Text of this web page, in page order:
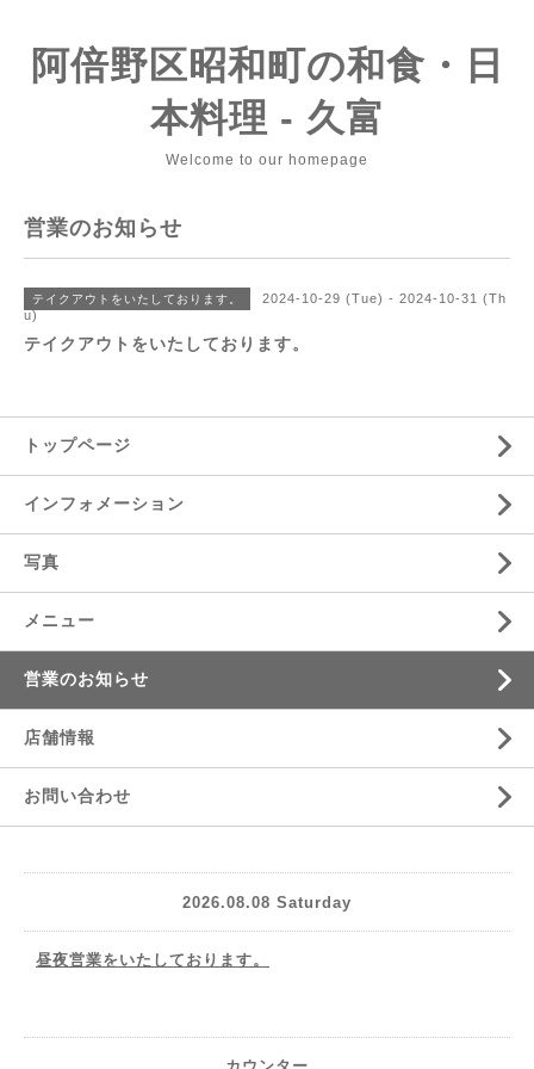
阿倍野区昭和町の和食・日
本料理 - 久富
Welcome to our homepage
営業のお知らせ
テイクアウトをいたしております。
2024-10-29 (Tue) - 2024-10-31 (Th
u)
テイクアウトをいたしております。
トップページ
インフォメーション
写真
メニュー
営業のお知らせ
店舗情報
お問い合わせ
2026.08.08 Saturday
昼夜営業をいたしております。